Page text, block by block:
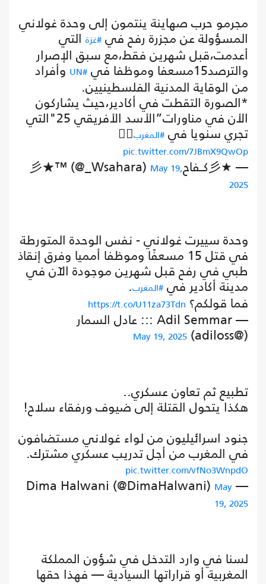
مجرمو حرب صهاينة ينتمون إلى وحدة غولاني
المسؤولة عن مجزرة رفح في #غزة التي
أعدمت،قبل شهرين فقط،مع سبق الإصرار
والترصد15مسعفا وموظفا في #UN
وأفراد
من الوقاية المدنية الفلسطينيين.
*الصورة التقطت في أكادير،حيث يشاركون
الأن في مناورات”الأسد الأفريقي 25"التي
تجري سنويا في #المغرب👇🏽
pic.twitter.com/7JBmX9QwOp
— ★彡كــفاح彡★™ (@_Wsahara)
May 19,
2025
وحدة سييرت غولاني - نفس الوحدة المتورطة
في قتل 15 مسعفًا وموظفا أمميا وفرق إنقاذ
طبي في رفح قبل شهرين موجودة الآن في
مدينة أكادير في #المغرب.
فما قولكم؟ https://t.co/U11za73Tdn
— Adil Semmar ::: عادل السمار
(@adiloss)
May 19, 2025
تطبيع ثم تعاون عسكري..
هكذا يتحول القتلة إلى ضيوف ورفقاء سلاح!
جنود اسرائيليون من لواء غولاني مستضافون
في المغرب من أجل تدريب عسكري مشترك.
pic.twitter.com/vfNo3WnpdO
— Dima Halwani (@DimaHalwani)
May
19, 2025
لسنا في وارد التدخل في شؤون المملكة
المغربية أو قراراتها السيادية — فهذا حقها